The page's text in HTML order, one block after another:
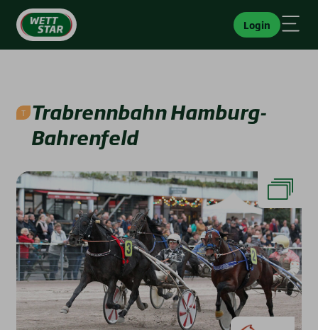
Login
Trab­renn­bahn Ham­burg-
Bah­ren­feld